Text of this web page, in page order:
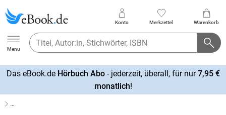
Ebook.de
Menu
Konto Merkzettel Warenkorb
Das eBook.de Hörbuch Abo- jederzeit, überall, für nur7,95 €
monatlich!
…